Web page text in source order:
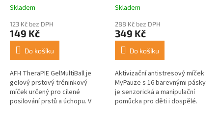
Skladem
123 Kč bez DPH
149 Kč
Do košíku
AFH TheraPIE GelMultiBall je
gelový prstový tréninkový
míček určený pro cílené
posilování prstů a úchopu. V
Skladem
288 Kč bez DPH
349 Kč
Do košíku
Aktivizační antistresový míček
MyPauze s 16 barevnými pásky
je senzorická a manipulační
pomůcka pro děti i dospělé.